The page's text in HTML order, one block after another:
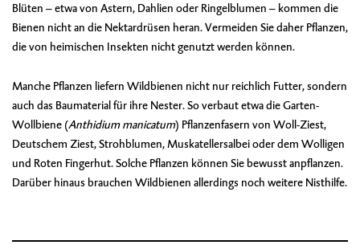
Blüten – etwa von Astern, Dahlien oder Ringelblumen – kommen die
Bienen nicht an die Nektardrüsen heran. Vermeiden Sie daher Pflanzen,
die von heimischen Insekten nicht genutzt werden können.
Manche Pflanzen liefern Wildbienen nicht nur reichlich Futter, sondern
auch das Baumaterial für ihre Nester. So verbaut etwa dieGarten-
Wollbiene (Anthidium manicatum) Pflanzenfasern von Woll-Ziest,
Deutschem Ziest, Strohblumen, Muskatellersalbei oder dem Wolligen
und Roten Fingerhut. Solche Pflanzen können Sie bewusst anpflanzen.
Darüber hinaus brauchen Wildbienen allerdings noch weitere Nisthilfe.